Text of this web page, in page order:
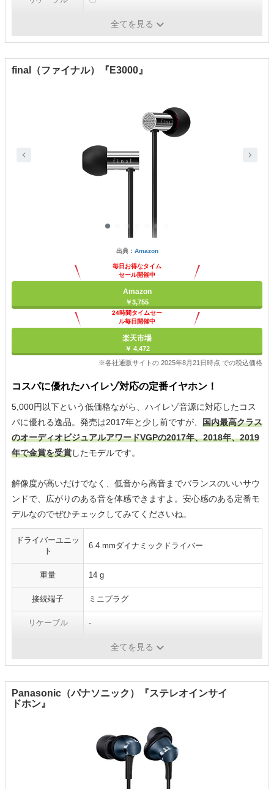
ブラック全てを見る
final（ファイナル）『E3000』
出典： Amazon
毎日お得なタイム
セール開催中
Amazon
￥3,755
24時間タイムセー
ル毎日開催中
楽天市場
￥ 4,472
※各社通販サイトの 2025年8月21日時点 での税込価格
コスパに優れたハイレゾ対応の定番イヤホン！
5,000円以下という低価格ながら、ハイレゾ音源に対応したコス
パに優れる逸品。発売は2017年と少し前ですが、 国内最高クラス
のオーディオビジュアルアワードVGPの2017年、2018年、2019
年で金賞を受賞したモデルです。
解像度が高いだけでなく、低音から高音までバランスのいいサウ
ンドで、広がりのある音を体感できますよ。安心感のある定番モ
デルなのでぜひチェックしてみてくださいね。
ドライバーユニッ
ト
6.4 mmダイナミックドライバー
重量 14 g
接続端子 ミニプラグ
リケーブル -
シルバー全てを見る
Panasonic（パナソニック）『ステレオインサイ
ドホン』